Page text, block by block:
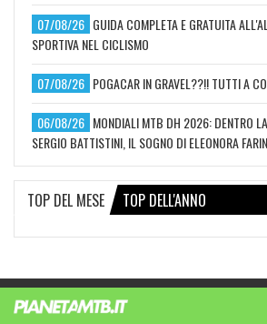
07/08/26 GUIDA COMPLETA E GRATUITA
SPORTIVA NEL CICLISMO
07/08/26 POGACAR IN GRAVEL??!! TUTTI A
06/08/26 MONDIALI MTB DH 2026: DENTRO
SERGIO BATTISTINI, IL SOGNO DI ELEONORA
TOP DEL MESE TOP DELL'ANNO